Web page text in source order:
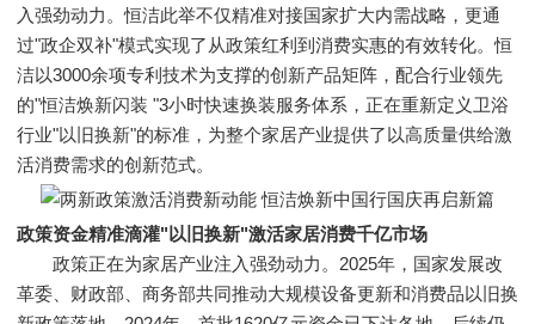
入强劲动力。恒洁此举不仅精准对接国家扩大内需战略，更通
过"政企双补"模式实现了从政策红利到消费实惠的有效转化。恒
洁以3000余项专利技术为支撑的创新产品矩阵，配合行业领先
的"恒洁焕新闪装 "3小时快速换装服务体系，正在重新定义卫浴
行业"以旧换新"的标准，为整个家居产业提供了以高质量供给激
活消费需求的创新范式。
政策资金精准滴灌"以旧换新"激活家居消费千亿市场
政策正在为家居产业注入强劲动力。2025年，国家发展改
革委、财政部、商务部共同推动大规模设备更新和消费品以旧换